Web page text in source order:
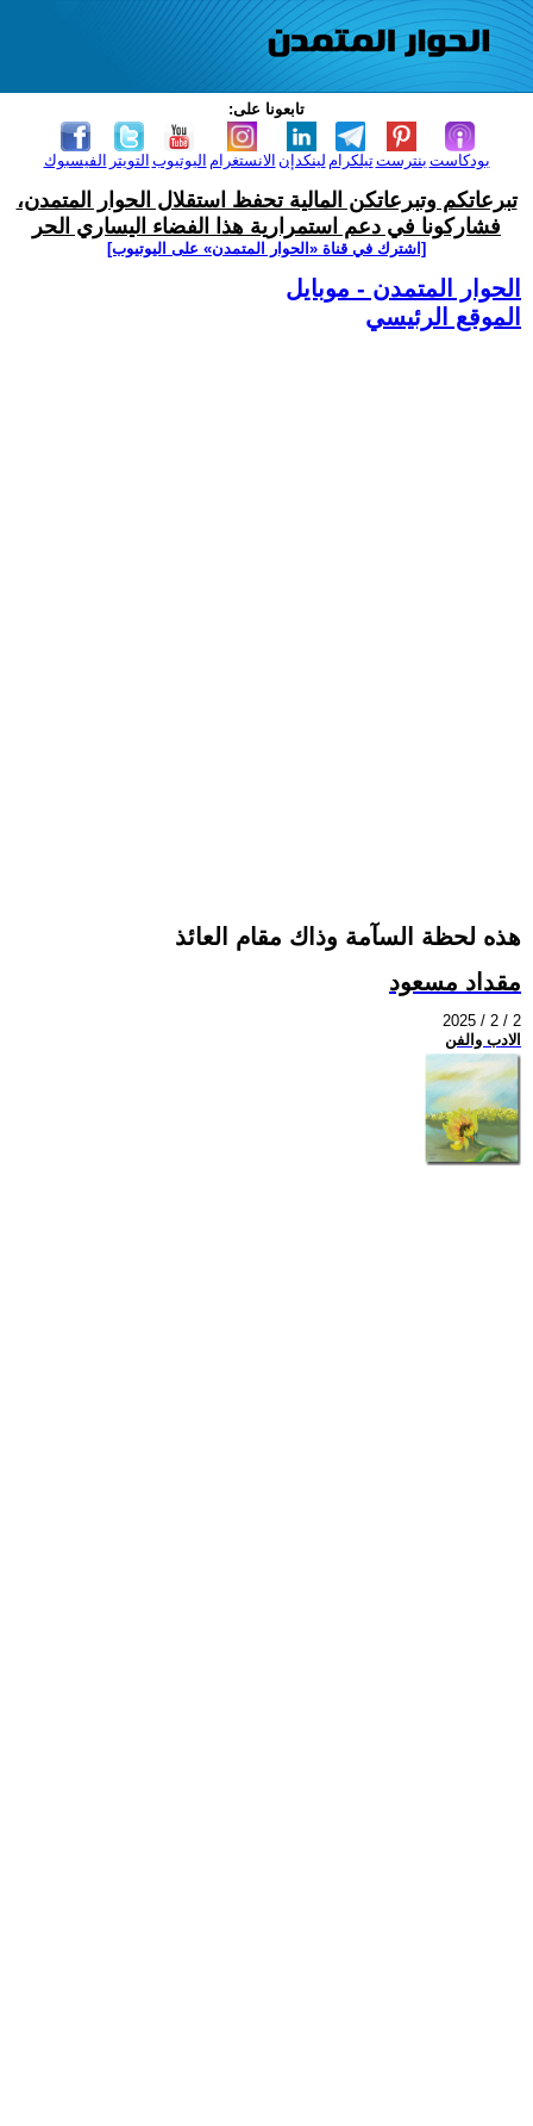
تابعونا على:
الفيسبوك التويتر اليوتيوب الانستغرام لينكدإن تيلكرامبنترست بودكاست
تبرعاتكم وتبرعاتكن المالية تحفظ استقلال الحوار المتمدن،
فشاركونا في دعم استمرارية هذا الفضاء اليساري الحر
[اشترك في قناة ‫«الحوار المتمدن» على اليوتيوب]
الحوار المتمدن - موبايل
الموقع الرئيسي
هذه لحظة السآمة وذاك مقام العائذ
مقداد مسعود
2025 / 2 / 2
الادب والفن